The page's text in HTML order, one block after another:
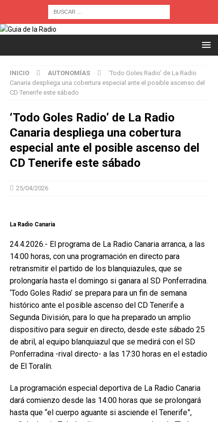
INICIO AUTONOMÍAS
‘Todo Goles Radio’ de La Radio
Canaria despliega una cobertura especial ante el posible ascenso del
CD Tenerife este sábado
‘Todo Goles Radio’ de La Radio
Canaria despliega una cobertura
especial ante el posible ascenso del
CD Tenerife este sábado
25/04/2026
La Radio Canaria
24.4.2026.- El programa de La Radio Canaria arranca, a las
14:00 horas, con una programación en directo para
retransmitir el partido de los blanquiazules, que se
prolongaría hasta el domingo si ganara al SD Ponferradina.
‘Todo Goles Radio’ se prepara para un fin de semana
histórico ante el posible ascenso del CD Tenerife a
Segunda División, para lo que ha preparado un amplio
dispositivo para seguir en directo, desde este sábado 25
de abril, al equipo blanquiazul que se medirá con el SD
Ponferradina -rival directo- a las 17:30 horas en el estadio
de El Toralín.
​La programación especial deportiva de La Radio Canaria
dará comienzo desde las 14:00 horas que se prolongará
hasta que “el cuerpo aguante si asciende el Tenerife”,